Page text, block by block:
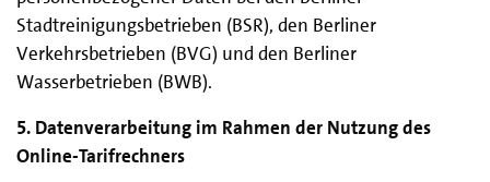
Stadtreinigungsbetrieben (BSR), den Berliner
Verkehrsbetrieben (BVG) und den Berliner
Wasserbetrieben (BWB).
5. Datenverarbeitung im Rahmen der Nutzung des
Online-Tarifrechners